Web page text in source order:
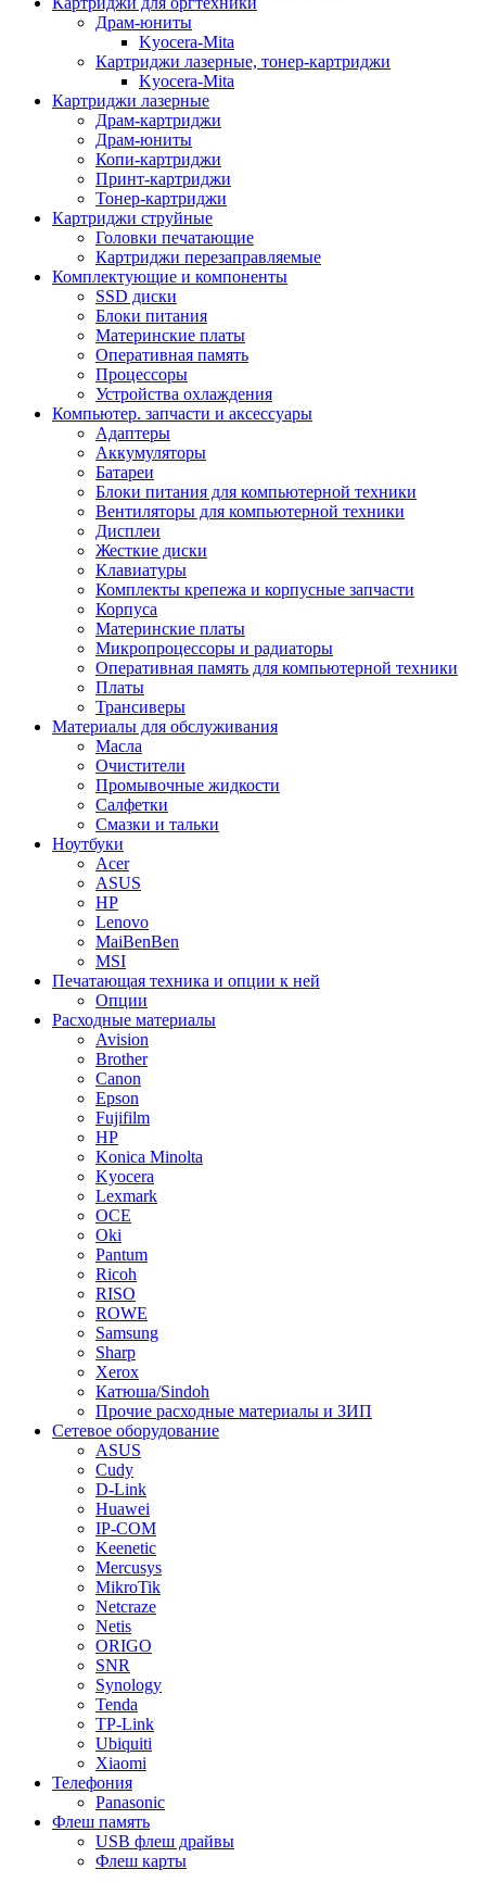
Драм-юниты
Kyocera-Mita
Картриджи лазерные, тонер-картриджи
Kyocera-Mita
Картриджи лазерные
Драм-картриджи
Драм-юниты
Копи-картриджи
Принт-картриджи
Тонер-картриджи
Картриджи струйные
Головки печатающие
Картриджи перезаправляемые
Комплектующие и компоненты
SSD диски
Блоки питания
Материнские платы
Оперативная память
Процессоры
Устройства охлаждения
Компьютер. запчасти и аксессуары
Адаптеры
Аккумуляторы
Батареи
Блоки питания для компьютерной техники
Вентиляторы для компьютерной техники
Дисплеи
Жесткие диски
Клавиатуры
Комплекты крепежа и корпусные запчасти
Корпуса
Материнские платы
Микропроцессоры и радиаторы
Оперативная память для компьютерной техники
Платы
Трансиверы
Материалы для обслуживания
Масла
Очистители
Промывочные жидкости
Салфетки
Смазки и тальки
Ноутбуки
Acer
ASUS
HP
Lenovo
MaiBenBen
MSI
Печатающая техника и опции к ней
Опции
Расходные материалы
Avision
Brother
Canon
Epson
Fujifilm
HP
Konica Minolta
Kyocera
Lexmark
OCE
Oki
Pantum
Ricoh
RISO
ROWE
Samsung
Sharp
Xerox
Катюша/Sindoh
Прочие расходные материалы и ЗИП
Сетевое оборудование
ASUS
Cudy
D-Link
Huawei
IP-COM
Keenetic
Mercusys
MikroTik
Netcraze
Netis
ORIGO
SNR
Synology
Tenda
TP-Link
Ubiquiti
Xiaomi
Телефония
Panasonic
Флеш память
USB флеш драйвы
Флеш карты